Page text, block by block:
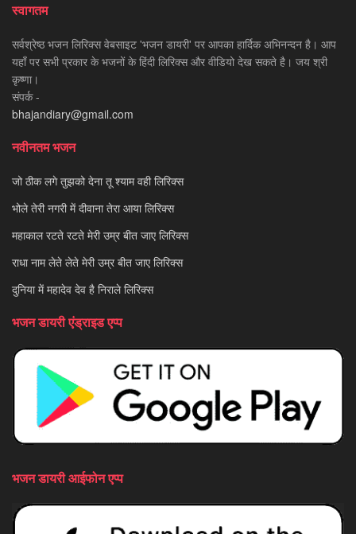
स्वागतम
सर्वश्रेष्ठ भजन लिरिक्स वेबसाइट 'भजन डायरी' पर आपका हार्दिक अभिनन्दन है। आप
यहाँ पर सभी प्रकार के भजनों के हिंदी लिरिक्स और वीडियो देख सकते है। जय श्री
कृष्णा।
संपर्क -
bhajandiary@gmail.com
नवीनतम भजन
जो ठीक लगे तुझको देना तू श्याम वही लिरिक्स
भोले तेरी नगरी में दीवाना तेरा आया लिरिक्स
महाकाल रटते रटते मेरी उम्र बीत जाए लिरिक्स
राधा नाम लेते लेते मेरी उम्र बीत जाए लिरिक्स
दुनिया में महादेव देव है निराले लिरिक्स
भजन डायरी एंड्राइड एप्प
भजन डायरी आईफोन एप्प